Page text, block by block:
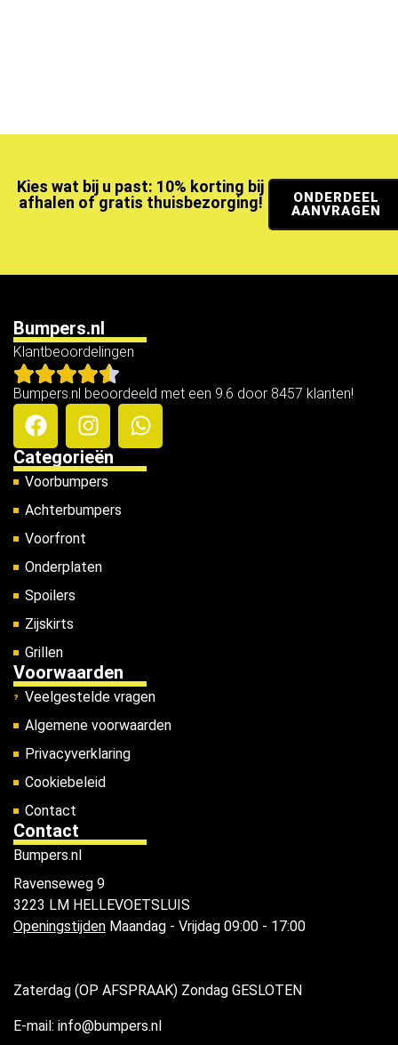
Kies wat bij u past: 10% korting bij
afhalen of gratis thuisbezorging!
ONDERDEEL
AANVRAGEN
Bumpers.nl
Klantbeoordelingen
Bumpers.nl beoordeeld met een 9.6 door 8457 klanten!
Categorieën
Voorbumpers
Achterbumpers
Voorfront
Onderplaten
Spoilers
Zijskirts
Grillen
Voorwaarden
Veelgestelde vragen
Algemene voorwaarden
Privacyverklaring
Cookiebeleid
Contact
Contact
Bumpers.nl
Ravenseweg 9
3223 LM HELLEVOETSLUIS
Openingstijden Maandag - Vrijdag 09:00 - 17:00
Zaterdag (OP AFSPRAAK) Zondag GESLOTEN
E-mail: info@bumpers.nl